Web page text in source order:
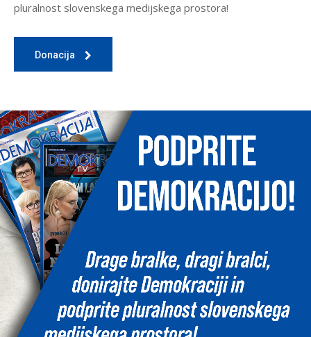
pluralnost slovenskega medijskega prostora!
Donacija